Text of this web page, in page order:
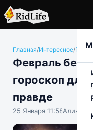
Главная/Интересное/
Февраль без
гороскоп
правде
25 Января 11:58Алина